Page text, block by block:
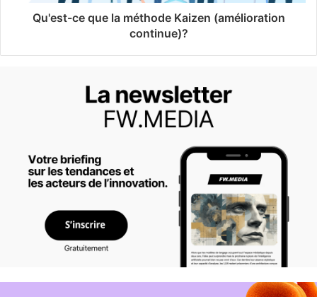
Qu'est-ce que la méthode Kaizen (amélioration
continue)?